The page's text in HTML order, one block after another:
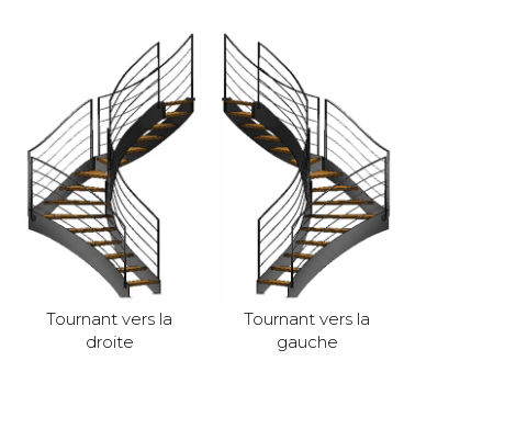
Tournant vers la
droite
Tournant vers la
gauche